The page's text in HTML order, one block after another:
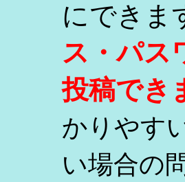
にできま
ス・パス
投稿でき
かりやす
い場合の